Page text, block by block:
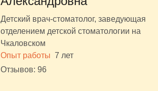
Детский врач-стоматолог, заведующая
отделением детской стоматологии на
Чкаловском
Опыт работы 7 лет
Отзывов: 96